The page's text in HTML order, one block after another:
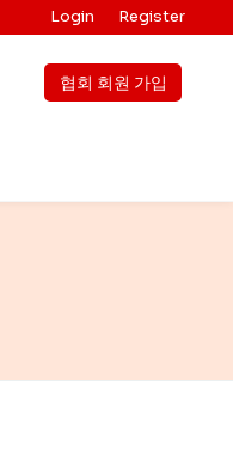
Login Register
협회 회원 가입